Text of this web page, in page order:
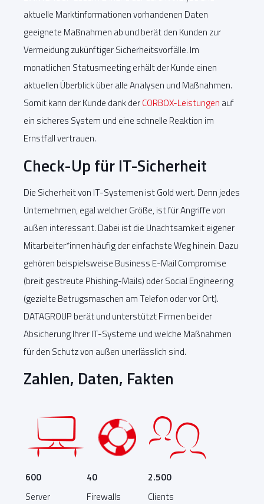
aktuelle Marktinformationen vorhandenen Daten
geeignete Maßnahmen ab und berät den Kunden zur
Vermeidung zukünftiger Sicherheitsvorfälle. Im
monatlichen Statusmeeting erhält der Kunde einen
aktuellen Überblick über alle Analysen und Maßnahmen.
Somit kann der Kunde dank derCORBOX-Leistungen auf
ein sicheres System und eine schnelle Reaktion im
Ernstfall vertrauen.
Check-Up für IT-Sicherheit
Die Sicherheit von IT-Systemen ist Gold wert. Denn jedes
Unternehmen, egal welcher Größe, ist für Angriffe von
außen interessant. Dabei ist die Unachtsamkeit eigener
Mitarbeiter*innen häufig der einfachste Weg hinein. Dazu
gehören beispielsweise Business E-Mail Compromise
(breit gestreute Phishing-Mails) oder Social Engineering
(gezielte Betrugsmaschen am Telefon oder vor Ort).
DATAGROUP berät und unterstützt Firmen bei der
Absicherung Ihrer IT-Systeme und welche Maßnahmen
für den Schutz von außen unerlässlich sind.
Zahlen, Daten, Fakten
600
Server
40
Firewalls
2.500
Clients